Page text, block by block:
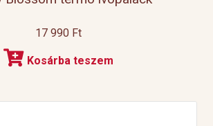
17 990 Ft
Kosárba teszem